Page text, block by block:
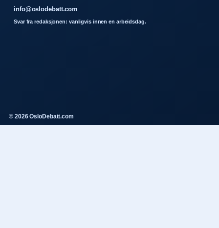
info@oslodebatt.com
Svar fra redaksjonen: vanligvis innen en arbeidsdag.
© 2026 OsloDebatt.com